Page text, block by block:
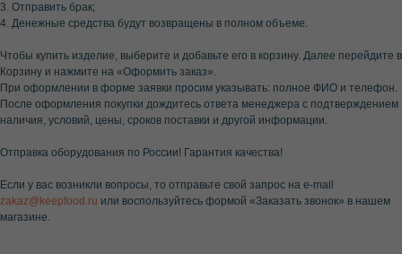
3. Отправить брак;
4. Денежные средства будут возвращены в полном объеме.
Чтобы купить изделие, выберите и добавьте его в корзину. Далее перейдите в
Корзину и нажмите на «Оформить заказ».
При оформлении в форме заявки просим указывать: полное ФИО и телефон.
После оформления покупки дождитесь ответа менеджера с подтверждением
наличия, условий, цены, сроков поставки и другой информации.
Отправка оборудования по России! Гарантия качества!
Если у вас возникли вопросы, то отправьте свой запрос на e-mail
zakaz@keepfood.ru или воспользуйтесь формой «Заказать звонок» в нашем
магазине.
Не нашли нужный ответ